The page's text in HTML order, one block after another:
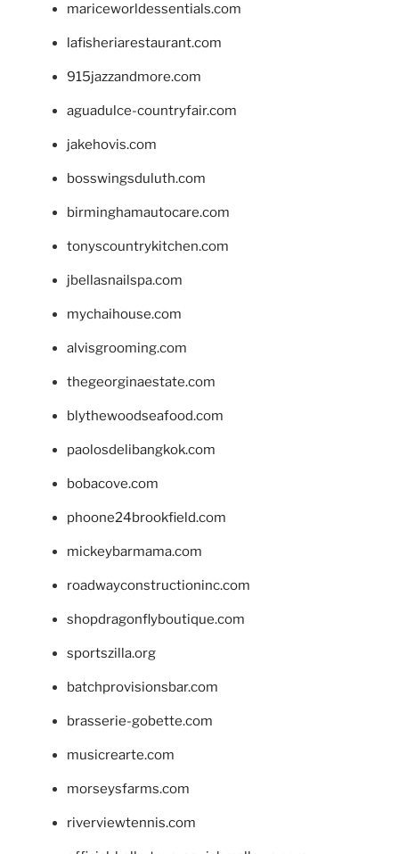
mariceworldessentials.com
lafisheriarestaurant.com
915jazzandmore.com
aguadulce-countryfair.com
jakehovis.com
bosswingsduluth.com
birminghamautocare.com
tonyscountrykitchen.com
jbellasnailspa.com
mychaihouse.com
alvisgrooming.com
thegeorginaestate.com
blythewoodseafood.com
paolosdelibangkok.com
bobacove.com
phoone24brookfield.com
mickeybarmama.com
roadwayconstructioninc.com
shopdragonflyboutique.com
sportszilla.org
batchprovisionsbar.com
brasserie-gobette.com
musicrearte.com
morseysfarms.com
riverviewtennis.com